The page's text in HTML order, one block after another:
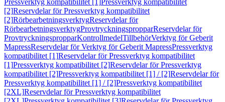
Pressverktyg kompatibilitet [1]Pressverktyg kompatibilitet
[2]Reservdelar för Pressverktyg kompatibilitet
[2]RörbearbetningsverktygReservdelar för
RörbearbetningsverktygProvtryckningspropparReservdelar för
ProvtryckningspropparKontrollmedelTillbehörVerktyg för Geberit
MapressReservdelar för Verktyg för Geberit MapressPressverktyg
kompatibilitet [1]Reservdelar för Pressverktyg kompatibilitet
[1]Pressverktyg kompatibilitet [2]Reservdelar för Pressverktyg
kompatibilitet [2]Pressverktyg kompatibilitet [1] / [2]Reservdelar för
Pressverktyg kompatibilitet [1] / [2]Pressverktyg kompatibilitet
[2XL]Reservdelar för Pressverktyg kompatibilitet